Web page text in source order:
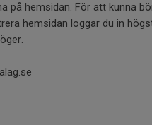
på hemsidan. För att kunna
hemsidan loggar du in